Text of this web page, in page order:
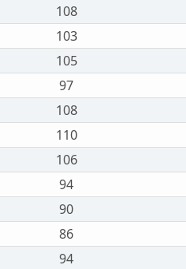
108
103
105
97
108
110
106
94
90
86
94